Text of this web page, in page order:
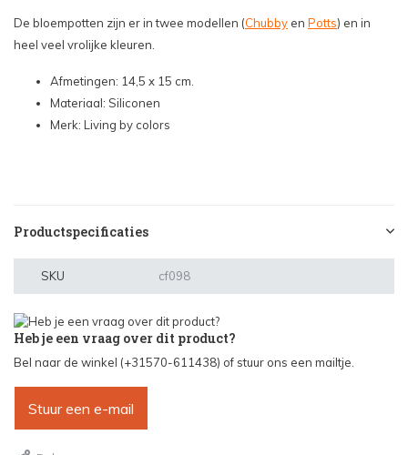
De bloempotten zijn er in twee modellen (Chubby en Potts) en in
heel veel vrolijke kleuren.
Afmetingen: 14,5 x 15 cm.
Materiaal: Siliconen
Merk: Living by colors
Productspecificaties
SKU cf098
Heb je een vraag over dit product?
Bel naar de winkel (+31570-611438) of stuur ons een mailtje.
Stuur een e-mail